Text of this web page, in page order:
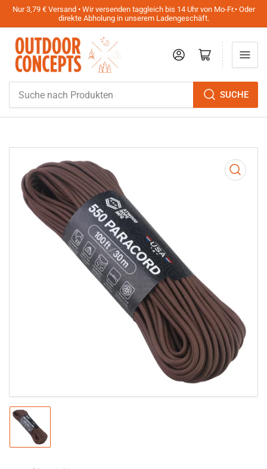
Nur 3,79 € Versand • Wir versenden taggleich bis 14 Uhr von Mo-Fr.• Oder
direkte Abholung in unserem Ladengeschäft.
nach
Produkten
SUCHE
AnmeldenMini-Warenkorb öffnen
Medien
in
Modal
öffnen
Bild
in
Galerieansicht
laden